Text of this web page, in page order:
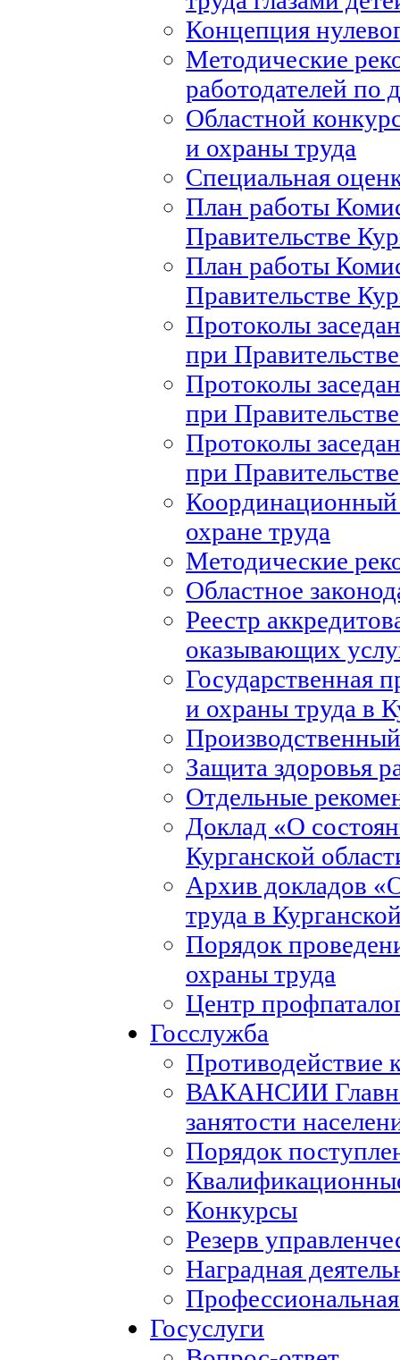
Концепция
Методические
работодателей по
Областной
и охраны труда
Специальная
План работы
Правительстве
План работы
Правительстве
Протоколы
при
Протоколы
при
Протоколы
при
Координационный
охране труда
Методические
Областное
Реестр
оказывающих
Государственная
и охраны труда в
Защита здоровья
Отдельные
Доклад «О
Курганской
Архив докладов
труда в
Порядок
охраны труда
Центр
Госслужба
Противодействие
ВАКАНСИИ
занятости
Порядок
Конкурсы
Резерв
Наградная
Госуслуги